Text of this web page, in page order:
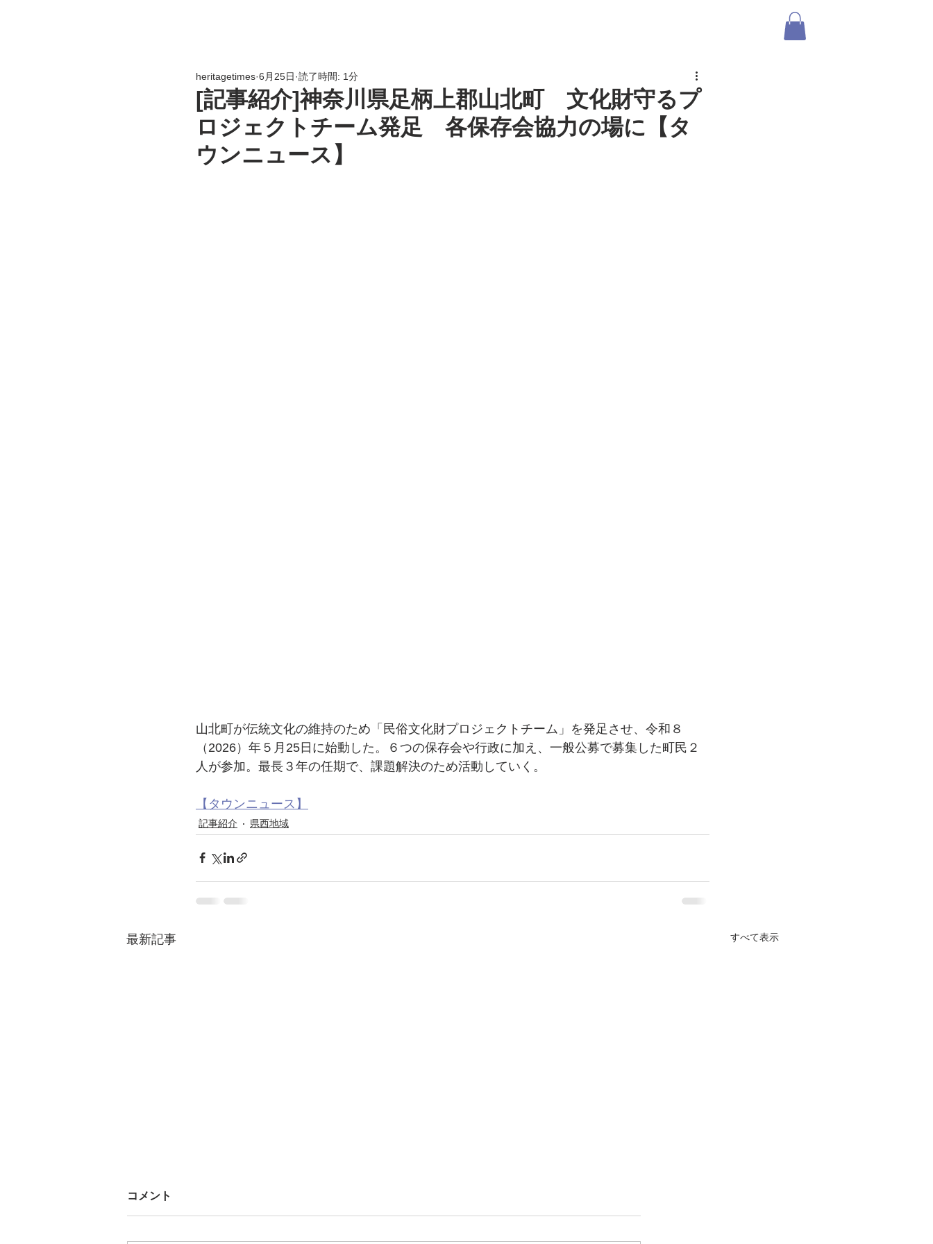
[記事紹介]神奈川県足柄上郡山北町 文化財守るプ
ロジェクトチーム発足 各保存会協力の場に【タ
ウンニュース】
heritagetimes 6月25日 読了時間: 1分
山北町が伝統文化の維持のため「民俗文化財プロジェクトチーム」を発足させ、令和８
（2026）年５月25日に始動した。６つの保存会や行政に加え、一般公募で募集した町民２
人が参加。最長３年の任期で、課題解決のため活動していく。
【タウンニュース】
記事紹介 県西地域
最新記事 すべて表示
コメント